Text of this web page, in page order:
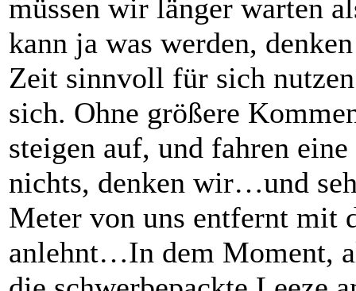
müssen wir länger warten
kann ja was werden,
Zeit sinnvoll für sich
sich. Ohne größere
steigen auf, und fahren
nichts, denken wir…und
Meter von uns entfernt mit
anlehnt…In dem Moment,